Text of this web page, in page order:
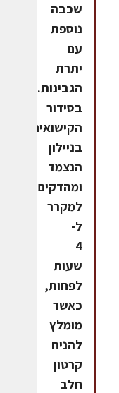
שכבה
נוספת
עם
יתרת
הגבינות.מסיימים
בסידור
הקישואים.מכסים
בניילון
הנצמד
ומהדקים.מכניסים
למקרר
ל-
4
שעות
לפחות,
כאשר
מומלץ
להניח
קרטון
חלב